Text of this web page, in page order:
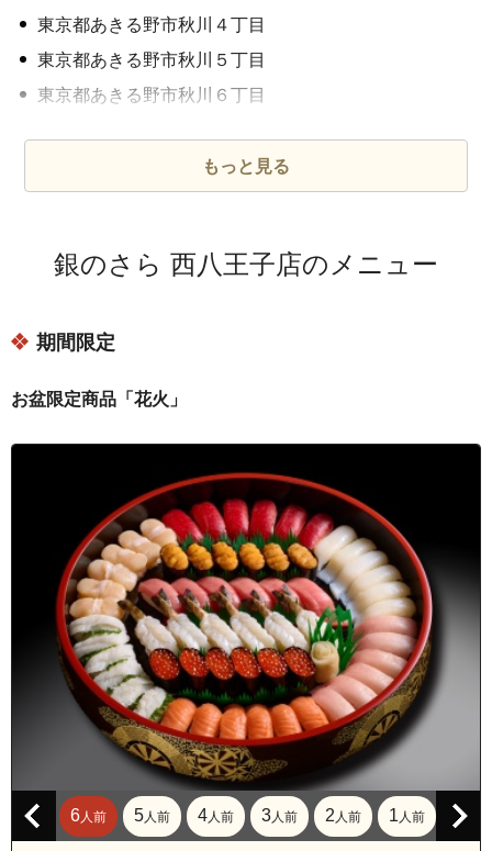
東京都あきる野市秋川４丁目
東京都あきる野市秋川５丁目
東京都あきる野市秋川６丁目
東京都あきる野市雨間
東京都あきる野市小川東１丁目
東京都あきる野市小川東３丁目
東京都あきる野市切欠
東京都あきる野市下代継
東京都あきる野市二宮
東京都あきる野市二宮東１丁目
東京都あきる野市二宮東２丁目
東京都あきる野市二宮東３丁目
東京都あきる野市野辺
東京都あきる野市引田
東京都あきる野市平沢
東京都あきる野市平沢東１丁目
東京都あきる野市渕上
東京都昭島市拝島町６丁目
東京都八王子市暁町１丁目
もっと見る
銀のさら 西八王子店のメニュー
期間限定
お盆限定商品「花火」
6人前 5人前 4人前 3人前 2 人前 1 人前